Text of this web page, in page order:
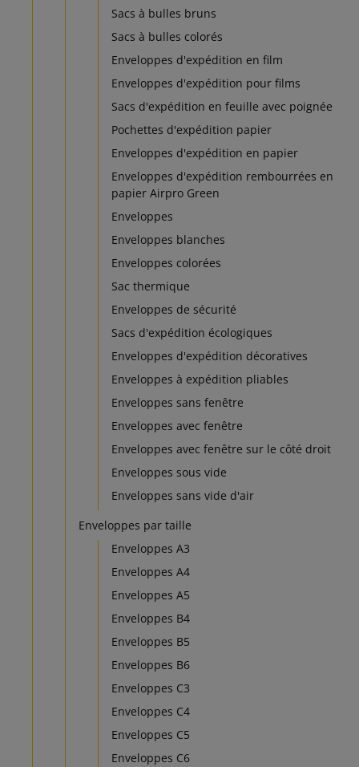
Sacs à bulles bruns
Sacs à bulles colorés
Enveloppes d'expédition en film
Enveloppes d'expédition pour films
Sacs d'expédition en feuille avec poignée
Pochettes d'expédition papier
Enveloppes d'expédition en papier
Enveloppes d'expédition rembourrées en
papier Airpro Green
Enveloppes
Enveloppes blanches
Enveloppes colorées
Sac thermique
Enveloppes de sécurité
Sacs d'expédition écologiques
Enveloppes d'expédition décoratives
Enveloppes à expédition pliables
Enveloppes sans fenêtre
Enveloppes avec fenêtre
Enveloppes avec fenêtre sur le côté droit
Enveloppes sous vide
Enveloppes sans vide d'air
Enveloppes par taille
Enveloppes A3
Enveloppes A4
Enveloppes A5
Enveloppes B4
Enveloppes B5
Enveloppes B6
Enveloppes C3
Enveloppes C4
Enveloppes C5
Enveloppes C6